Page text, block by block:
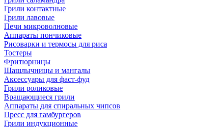
Грили контактные
Грили лавовые
Печи микроволновые
Аппараты пончиковые
Рисоварки и термосы для риса
Тостеры
Фритюрницы
Шашлычницы и мангалы
Аксессуары для фаст-фуд
Грили роликовые
Вращающиеся грили
Аппараты для спиральных чипсов
Пресс для гамбургеров
Грили индукционные